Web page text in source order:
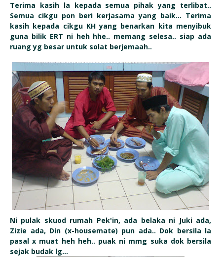
Terima kasih la kepada semua pihak yang terlibat..
Semua cikgu pon beri kerjasama yang baik... Terima
kasih kepada cikgu KH yang benarkan kita menyibuk
guna bilik ERT ni heh hhe.. memang selesa.. siap ada
ruang yg besar untuk solat berjemaah..
Ni pulak skuod rumah Pek'in, ada belaka ni Juki ada,
Zizie ada, Din (x-housemate) pun ada.. Dok bersila la
pasal x muat heh heh.. puak ni mmg suka dok bersila
sejak budak lg...